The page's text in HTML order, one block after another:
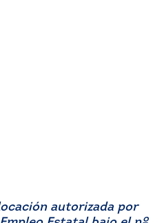
autorizada por